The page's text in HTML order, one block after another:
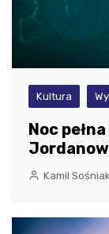
Kultura
Noc
Kamil